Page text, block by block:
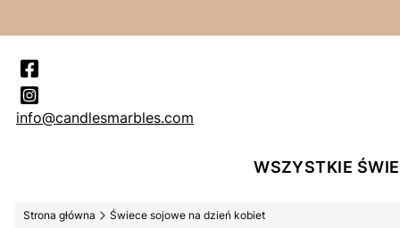
info@candlesmarbles.com
WSZYSTKIE
Strona główna Świece sojowe na dzień kobiet